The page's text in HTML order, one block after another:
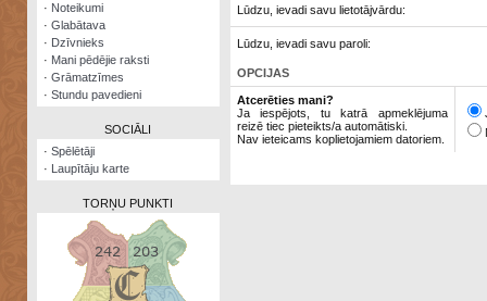
Visatcera
almanahs
Arhīvs
· Noteikumi
· Glabātava
· Dzīvnieks
· Mani pēdējie raksti
· Grāmatzīmes
· Stundu pavedieni
SOCIĀLI
· Spēlētāji
· Laupītāju karte
TORŅU PUNKTI
Lūdzu, ievadi savu lietotājvārdu:
Lūdzu, ievadi savu paroli:
OPCIJAS
Atcerēties mani?
Ja iespējots, tu katrā apmeklējuma
reizē tiec pieteikts/a automātiski.
Nav ieteicams koplietojamiem datoriem.